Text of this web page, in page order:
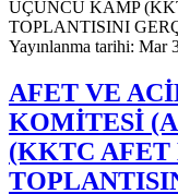
Yayınlanma tarihi: Mar
AFET VE
KOMİTESİ
(KKTC